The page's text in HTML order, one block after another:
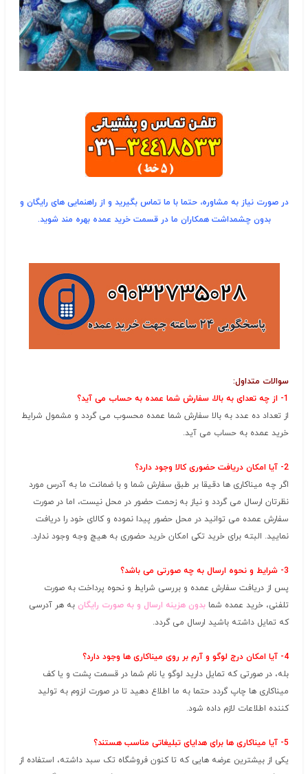
در صورت نیاز به مشاوره، حتما با ما تماس بگیرید و از راهنمایی های رایگان و
بدون چشمداشت همکاران ما در قسمت خرید عمده بهره مند شوید.
سوالات متداول:
1- از چه تعدای به بالا، سفارش شما عمده به حساب می آید؟
از تعداد ده عدد به بالا سفارش شما عمده محسوب می گردد و مشمول شرایط
خرید عمده به حساب می آید.
2- آیا امکان دریافت حضوری کالا وجود دارد؟
اگر چه میناکاری ها دقیقا بر طبق سفارش شما و با ضمانت ما به آدرس مورد
نظرتان ارسال می گردد و نیاز به زحمت حضور در محل نیست، اما در صورت
سفارش عمده می توانید در محل حضور پیدا نموده و کالای خود را دریافت
نمایید. البته برای خرید تکی امکان خرید حضوری به هیچ وجه وجود ندارد.
3- شرایط و نحوه ارسال به چه صورتی می باشد؟
پس از دریافت سفارش عمده و بررسی شرایط و نحوه پرداخت به صورت
تلفنی، خرید عمده شما بدون هزینه ارسال و به صورت رایگان به هر آدرسی
که تمایل داشته باشید ارسال می گردد.
4- آیا امکان درج لوگو و آرم بر روی میناکاری ها وجود دارد؟
بله، در صورتی که تمایل دارید لوگو یا نام شما در قسمت پشت و یا کف
میناکاری ها چاپ گردد حتما به ما اطلاع دهید تا در صورت لزوم به تولید
کننده اطلاعات لازم داده شود.
5- آیا میناکاری ها برای هدایای تبلیغاتی مناسب هستند؟
یکی از بیشترین عرضه هایی که تا کنون فروشگاه تک سبد داشته، استفاده از